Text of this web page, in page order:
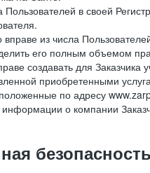
Пользователей в своей
вправе из числа
его полным объемом
создавать для
приобретенными
по адресу
о компании